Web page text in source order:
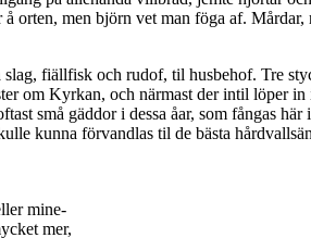
orten, men björn vet man föga af.
fiällfisk och rudof, til husbehof. Tre
om Kyrkan, och närmast der intil löper
små gäddor i dessa åar, som fångas
kunna för­vandlas til de bästa
mine-
mer,